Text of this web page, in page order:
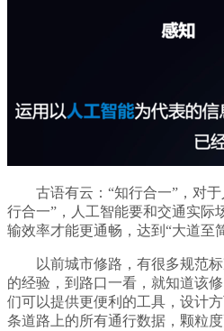
古语有云：“知行合一”，对于
行合一”，人工智能要和交通实际
输效率才能更通畅，达到“大道至简
以前城市修路，有很多规范标
的经验，到路口一看，就知道该
们可以提供更便利的工具，设计
条道路上的所有通行数据，颗粒